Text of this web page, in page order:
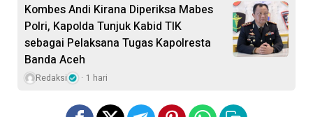
Kombes Andi Kirana Diperiksa Mabes
Polri, Kapolda Tunjuk Kabid TIK
sebagai Pelaksana Tugas Kapolresta
Banda Aceh
Redaksi 1 hari